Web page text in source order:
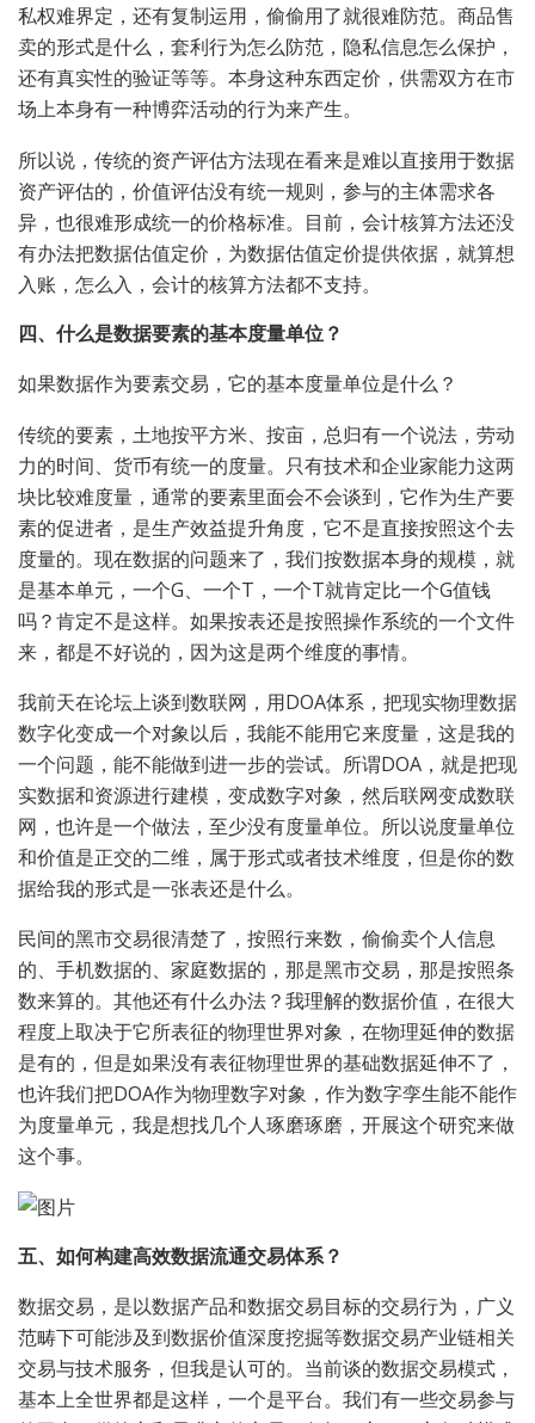
私权难界定，还有复制运用，偷偷用了就很难防范。商品售
卖的形式是什么，套利行为怎么防范，隐私信息怎么保护，
还有真实性的验证等等。本身这种东西定价，供需双方在市
场上本身有一种博弈活动的行为来产生。
所以说，传统的资产评估方法现在看来是难以直接用于数据
资产评估的，价值评估没有统一规则，参与的主体需求各
异，也很难形成统一的价格标准。目前，会计核算方法还没
有办法把数据估值定价，为数据估值定价提供依据，就算想
入账，怎么入，会计的核算方法都不支持。
四、什么是数据要素的基本度量单位？
如果数据作为要素交易，它的基本度量单位是什么？
传统的要素，土地按平方米、按亩，总归有一个说法，劳动
力的时间、货币有统一的度量。只有技术和企业家能力这两
块比较难度量，通常的要素里面会不会谈到，它作为生产要
素的促进者，是生产效益提升角度，它不是直接按照这个去
度量的。现在数据的问题来了，我们按数据本身的规模，就
是基本单元，一个G、一个T，一个T就肯定比一个G值钱
吗？肯定不是这样。如果按表还是按照操作系统的一个文件
来，都是不好说的，因为这是两个维度的事情。
我前天在论坛上谈到数联网，用DOA体系，把现实物理数据
数字化变成一个对象以后，我能不能用它来度量，这是我的
一个问题，能不能做到进一步的尝试。所谓DOA，就是把现
实数据和资源进行建模，变成数字对象，然后联网变成数联
网，也许是一个做法，至少没有度量单位。所以说度量单位
和价值是正交的二维，属于形式或者技术维度，但是你的数
据给我的形式是一张表还是什么。
民间的黑市交易很清楚了，按照行来数，偷偷卖个人信息
的、手机数据的、家庭数据的，那是黑市交易，那是按照条
数来算的。其他还有什么办法？我理解的数据价值，在很大
程度上取决于它所表征的物理世界对象，在物理延伸的数据
是有的，但是如果没有表征物理世界的基础数据延伸不了，
也许我们把DOA作为物理数字对象，作为数字孪生能不能作
为度量单元，我是想找几个人琢磨琢磨，开展这个研究来做
这个事。
五、如何构建高效数据流通交易体系？
数据交易，是以数据产品和数据交易目标的交易行为，广义
范畴下可能涉及到数据价值深度挖掘等数据交易产业链相关
交易与技术服务，但我是认可的。当前谈的数据交易模式，
基本上全世界都是这样，一个是平台。我们有一些交易参与